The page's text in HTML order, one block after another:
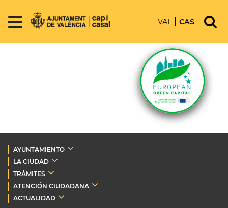
VAL CAS
AYUNTAMIENTO
LA CIUDAD
TRÁMITES
ATENCIÓN CIUDADANA
ACTUALIDAD